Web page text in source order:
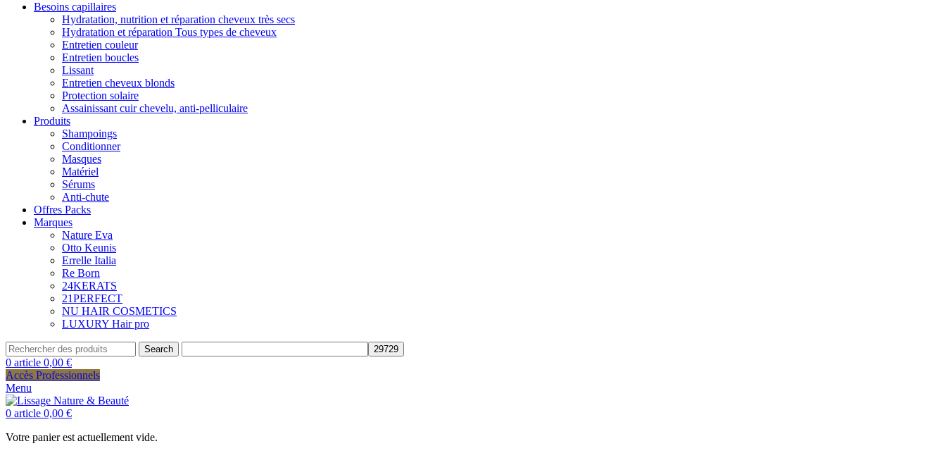
Besoins capillaires
Hydratation, nutrition et réparation cheveux très secs
Hydratation et réparation Tous types de cheveux
Entretien couleur
Entretien boucles
Lissant
Entretien cheveux blonds
Protection solaire
Assainissant cuir chevelu, anti-pelliculaire
Produits
Shampoings
Conditionner
Masques
Matériel
Sérums
Anti-chute
Offres Packs
Marques
Nature Eva
Otto Keunis
Errelle Italia
Re Born
24KERATS
21PERFECT
NU HAIR COSMETICS
LUXURY Hair pro
Search
0 article 0,00 €
Accès Professionnels
Menu
0 article 0,00 €
Votre panier est actuellement vide.